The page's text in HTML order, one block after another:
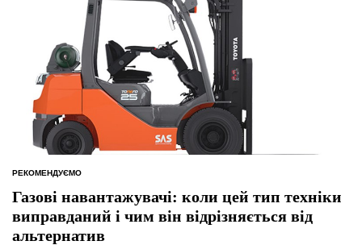
ОПУБЛІКУВАТИ
РЕКОМЕНДУЄМО
Газові навантажувачі: коли цей тип техніки
виправданий і чим він відрізняється від
альтернатив